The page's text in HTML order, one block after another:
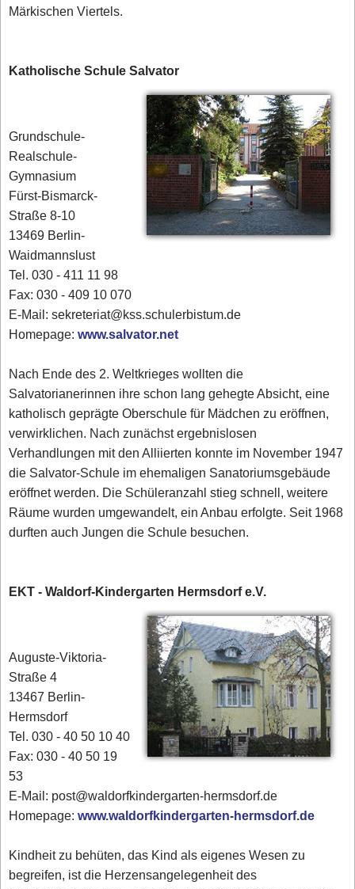
Märkischen Viertels.
Katholische Schule Salvator
Grundschule-
Realschule-
Gymnasium
Fürst-Bismarck-
Straße 8-10
13469 Berlin-
Waidmannslust
Tel. 030 - 411 11 98
Fax: 030 - 409 10 070
E-Mail: sekreteriat@kss.schulerbistum.de
Homepage:www.salvator.net
Nach Ende des 2. Weltkrieges wollten die
Salvatorianerinnen ihre schon lang gehegte Absicht, eine
katholisch geprägte Oberschule für Mädchen zu eröffnen,
verwirklichen. Nach zunächst ergebnislosen
Verhandlungen mit den Alliierten konnte im November 1947
die Salvator-Schule im ehemaligen Sanatoriumsgebäude
eröffnet werden. Die Schüleranzahl stieg schnell, weitere
Räume wurden umgewandelt, ein Anbau erfolgte. Seit 1968
durften auch Jungen die Schule besuchen.
EKT - Waldorf-Kindergarten Hermsdorf e.V.
Auguste-Viktoria-
Straße 4
13467 Berlin-
Hermsdorf
Tel. 030 - 40 50 10 40
Fax: 030 - 40 50 19
53
E-Mail: post@waldorfkindergarten-hermsdorf.de
Homepage:www.waldorfkindergarten-hermsdorf.de
Kindheit zu behüten, das Kind als eigenes Wesen zu
begreifen, ist die Herzensangelegenheit des